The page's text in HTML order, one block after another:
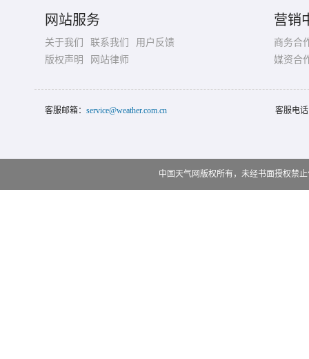
网站服务
关于我们 联系我们
用户反馈
版权声明
网站律师
营销
商务合
媒资合
客服邮箱： service@weather.com.cn 客服电
中国天气网版权所有，未经书面授权